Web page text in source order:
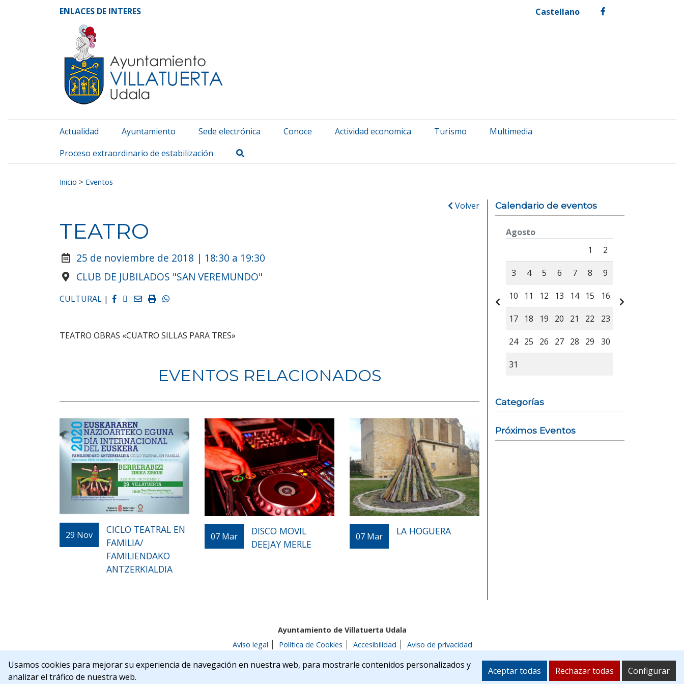
Ayuntamiento de Villatuerta Udala
ENLACES DE INTERES Castellano facebook
Actualidad Ayuntamiento Sede electrónica Conoce Actividad economica Turismo
Multimedia
Proceso extraordinario de estabilización
Inicio > Eventos
Volver
TEATRO
25 de noviembre de 2018 | 18:30 a 19:30
CLUB DE JUBILADOS "SAN VEREMUNDO"
CULTURAL | Facebook
Twitter
EmailImprimirWhatsapp
TEATRO OBRAS «CUATRO SILLAS PARA TRES»
EVENTOS RELACIONADOS
29 Nov
CICLO TEATRAL EN
FAMILIA/
FAMILIENDAKO
ANTZERKIALDIA
07 Mar
DISCO MOVIL
DEEJAY MERLE
07 Mar LA HOGUERA
Calendario de eventos
Agosto
Miércoles Jueves
1 2
3 4 5 6 7 8 9
10 11 12 13 14 15 16
17 18 19 20 21 22 23
24 25 26 27 28 29 30
31
Categorías
Próximos Eventos
Ayuntamiento de Villatuerta Udala
Aviso legal
Política de Cookies Accesibilidad
Aviso de privacidad
C/Rua Nueva, 22 | 31132 | Villatuerta (NAVARRA)
Tel. 948 541175 alcaldia@villatuerta.es
Usamos cookies para mejorar su experiencia de navegación en nuestra web, para mostrarle contenidos personalizados y
analizar el tráfico de nuestra web.
Aceptar todas Rechazar todas Configurar